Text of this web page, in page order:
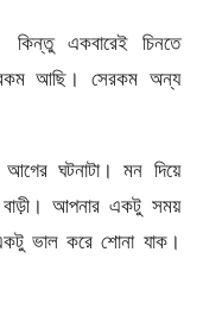
কিন্তু একবারেই চিনতে
আছি। সেরকম অন্য
আগের ঘটনাটা। মন দিয়ে
বাড়ী। আপনার একটু সময়
ভাল করে শোনা যাক।